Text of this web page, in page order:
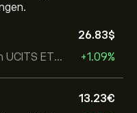
Amundi MSCI Japan UCITS ETF Acc
26.83‎$‎
+1.09%
13.23‎€‎